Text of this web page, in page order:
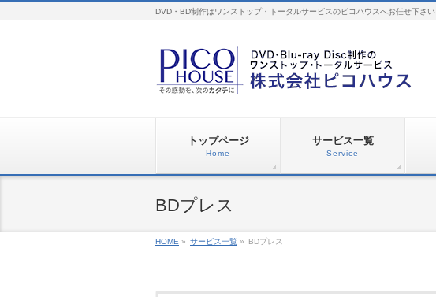
DVD・BD制作はワンストップ・トータルサービスのピコハウスへお任せ下さい
トップページ
Home
サービス一覧
Service
BDプレス
HOME » サービス一覧 » BDプレス